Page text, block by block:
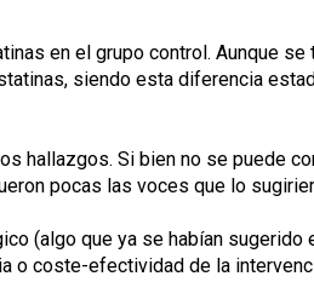
en el grupo control. Aunque se
siendo esta diferencia
hallazgos. Si bien no se puede
pocas las voces que lo
(algo que ya se habían sugerido
o coste-efectividad de la